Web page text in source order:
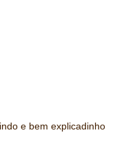
e bem explicadinho